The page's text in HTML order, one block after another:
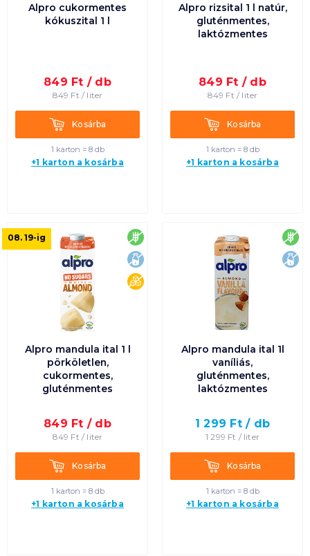
Alpro cukormentes
kókuszital 1 l
849 Ft / db
849 Ft / liter
KosárbaKosárba
1 karton = 8 db
+1 karton a kosárba
Alpro rizsital 1 l natúr,
gluténmentes,
laktózmentes
849 Ft / db
849 Ft / liter
KosárbaKosárba
1 karton = 8 db
+1 karton a kosárba
gluténmentes
laktózmentes
cukormentes
Alpro mandula ital 1 l
pörköletlen,
cukormentes,
gluténmentes
849 Ft / db
849 Ft / liter
KosárbaKosárba
1 karton = 8 db
+1 karton a kosárba
08. 19-ig
Alpro mandula ital 1l
vaníliás,
gluténmentes,
laktózmentes
1 299 Ft / db
1 299 Ft / liter
KosárbaKosárba
1 karton = 8 db
+1 karton a kosárba